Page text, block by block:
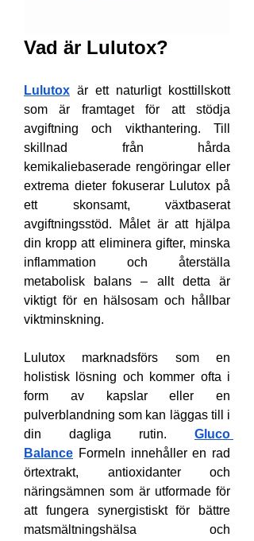
Vad är Lulutox?
Lulutox är ett naturligt kosttillskott
som är framtaget för att stödja
avgiftning och vikthantering. Till
skillnad från hårda
kemikaliebaserade rengöringar eller
extrema dieter fokuserar Lulutox på
ett skonsamt, växtbaserat
avgiftningsstöd. Målet är att hjälpa
din kropp att eliminera gifter, minska
inflammation och återställa
metabolisk balans – allt detta är
viktigt för en hälsosam och hållbar
viktminskning.
Lulutox marknadsförs som en
holistisk lösning och kommer ofta i
form av kapslar eller en
pulverblandning som kan läggas till i
din dagliga rutin. Gluco
Balance Formeln innehåller en rad
örtextrakt, antioxidanter och
näringsämnen som är utformade för
att fungera synergistiskt för bättre
matsmältningshälsa och